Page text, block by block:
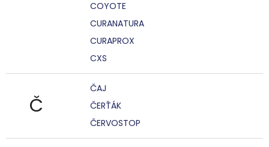
COYOTE
CURANATURA
CURAPROX
CXS
Č
ČAJ
ČERŤÁK
ČERVOSTOP